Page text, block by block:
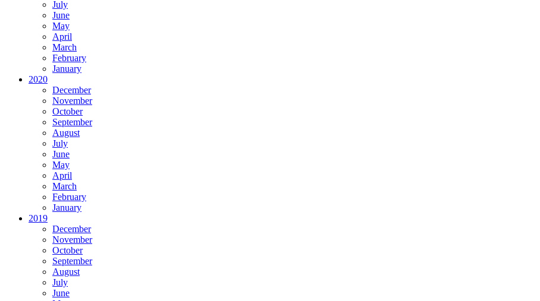
July
June
May
April
March
February
January
2020
December
November
October
September
August
July
June
May
April
March
February
January
2019
December
November
October
September
August
July
June